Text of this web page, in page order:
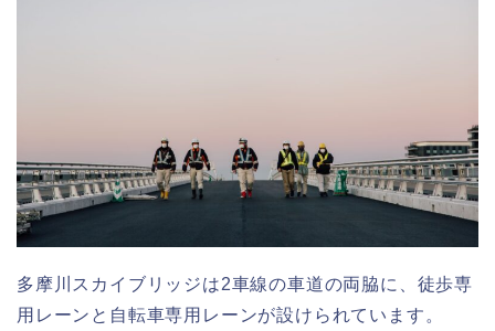
多摩川スカイブリッジは2車線の車道の両脇に、徒歩専
用レーンと自転車専用レーンが設けられています。